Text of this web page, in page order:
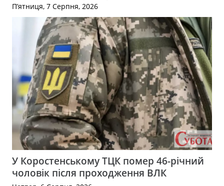
П’ятниця, 7 Серпня, 2026
У Коростенському ТЦК помер 46-річний
чоловік після проходження ВЛК